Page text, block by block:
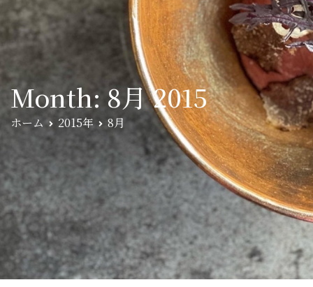
Month: 8月 2015
ホーム 2015年 8月